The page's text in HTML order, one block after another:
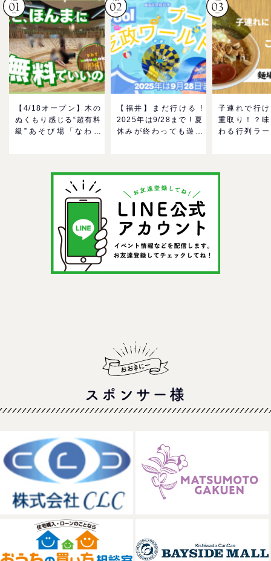
【4/18オープン】木の
ぬくもり感じる“超有料
級”あそび場「なわて
＠イオンモール四條畷
【福井】まだ行ける !
2025年は9/28まで ! 夏
休みが終わっても遊べ
子連れで行
重取り！？
わる行列ラ
スポンサー様